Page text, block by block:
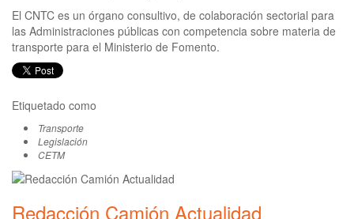
El CNTC es un órgano consultivo, de colaboración sectorial para
las Administraciones públicas con competencia sobre materia de
transporte para el Ministerio de Fomento.
Etiquetado como
Transporte
Legislación
CETM
Redacción Camión Actualidad